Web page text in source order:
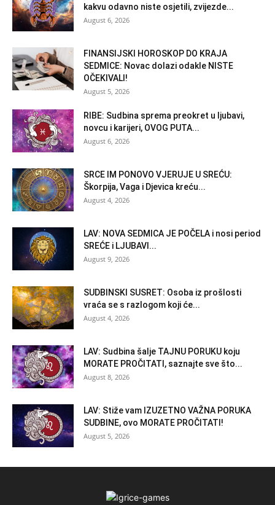
kakvu odavno niste osjetili, zvijezde...
August 6, 2026
FINANSIJSKI HOROSKOP DO KRAJA
SEDMICE: Novac dolazi odakle NISTE
OČEKIVALI!
August 5, 2026
RIBE: Sudbina sprema preokret u ljubavi,
novcu i karijeri, OVOG PUTA...
August 6, 2026
SRCE IM PONOVO VJERUJE U SREĆU:
Škorpija, Vaga i Djevica kreću...
August 4, 2026
LAV: NOVA SEDMICA JE POČELA i nosi period
SREĆE i LJUBAVI...
August 9, 2026
SUDBINSKI SUSRET: Osoba iz prošlosti
vraća se s razlogom koji će...
August 4, 2026
LAV: Sudbina šalje TAJNU PORUKU koju
MORATE PROČITATI, saznajte sve što...
August 8, 2026
LAV: Stiže vam IZUZETNO VAŽNA PORUKA
SUDBINE, ovo MORATE PROČITATI!
August 5, 2026